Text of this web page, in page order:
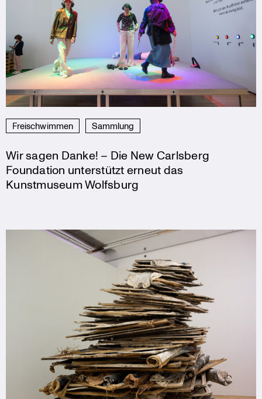
Freischwimmen Sammlung
Wir sagen Danke! – Die New Carlsberg
Foundation unterstützt erneut das
Kunstmuseum Wolfsburg